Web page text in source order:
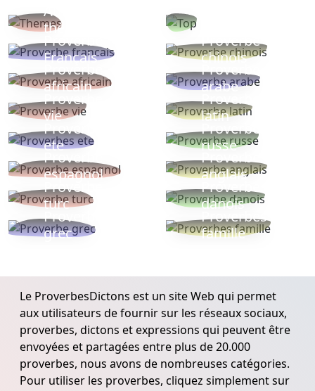
Autres
thèmes
Proverbe
Français
Proverbe
chinois
Proverbe
africain
Proverbe
arabe
Proverbe
vie
Proverbe
latin
Proverbes
ete
Proverbe
russe
Proverbe
espagnol
Proverbe
anglais
Proverbe
turc
Proverbe
danois
Proverbe
grec
Proverbes
famille
Le ProverbesDictons est un site Web qui permet
aux utilisateurs de fournir sur les réseaux sociaux,
proverbes, dictons et expressions qui peuvent être
envoyées et partagées entre plus de 20.000
proverbes, nous avons de nombreuses catégories.
Pour utiliser les proverbes, cliquez simplement sur